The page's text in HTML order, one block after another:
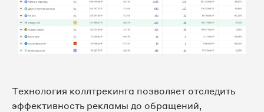
Технология коллтрекинга позволяет отследить
эффективность рекламы до обращений,